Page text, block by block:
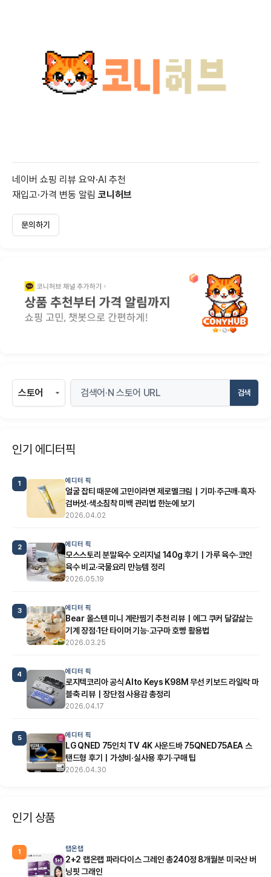
네이버 쇼핑 리뷰 요약·AI 추천
재입고·가격 변동 알림 코니허브
문의하기
검색
인기 에디터픽
1 에디터 픽
얼굴 잡티 때문에 고민이라면 제로멜크림｜기미·주근깨·흑자·
검버섯·색소침착 미백 관리법 한눈에 보기
2026.04.02
2 에디터 픽
모스스토리 분말육수 오리지널 140g 후기｜가루 육수·코인
육수 비교·국물요리 만능템 정리
2026.05.19
3 에디터 픽
Bear 올스텐 미니 계란찜기 추천 리뷰｜에그 쿠커 달걀삶는
기계 장점·1단 타이머 기능·고구마 호빵 활용법
2026.03.25
4 에디터 픽
로지텍코리아 공식 Alto Keys K98M 무선 키보드 라일락 마
블축 리뷰｜장단점 사용감 총정리
2026.04.17
5 에디터 픽
LG QNED 75인치 TV 4K 사운드바 75QNED75AEA 스
탠드형 후기｜가성비·실사용 후기·구매 팁
2026.04.30
인기 상품
1 랩온랩
2+2 랩온랩 파라다이스 그레인 총240정 8개월분 미국산 버
닝핏 그래인